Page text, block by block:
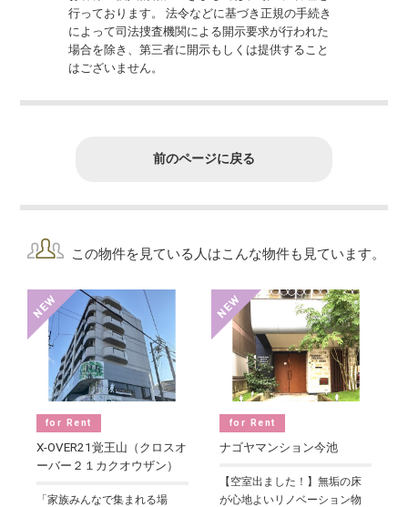
行っております。 法令などに基づき正規の手続き
によって司法捜査機関による開示要求が行われた
場合を除き、第三者に開示もしくは提供すること
はございません。
前のページに戻る
この物件を見ている人はこんな物件も見ています。
for Rent
X-OVER21覚王山（クロスオ
ーバー２１カクオウザン）
「家族みんなで集まれる場
for Rent
ナゴヤマンション今池
【空室出ました！】無垢の床
が心地よいリノベーション物